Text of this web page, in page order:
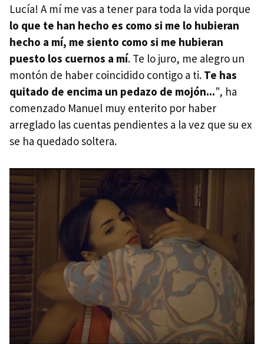
Lucía! A mí me vas a tener para toda la vida porque
lo que te han hecho es como si me lo hubieran
hecho a mí, me siento como si me hubieran
puesto los cuernos a mí. Te lo juro, me alegro un
montón de haber coincidido contigo a ti. Te has
quitado de encima un pedazo de mojón...", ha
comenzado Manuel muy enterito por haber
arreglado las cuentas pendientes a la vez que su ex
se ha quedado soltera.